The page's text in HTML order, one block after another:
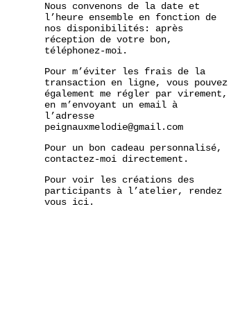
Nous convenons de la date et
l’heure ensemble en fonction de
nos disponibilités: après
réception de votre bon,
téléphonez-moi.
Pour m’éviter les frais de la
transaction en ligne, vous pouvez
également me régler par virement,
en m’envoyant un email à
l’adresse
peignauxmelodie@gmail.com
Pour un bon cadeau personnalisé,
contactez-moi directement.
Pour voir les créations des
participants à l’atelier, rendez
vous ici.